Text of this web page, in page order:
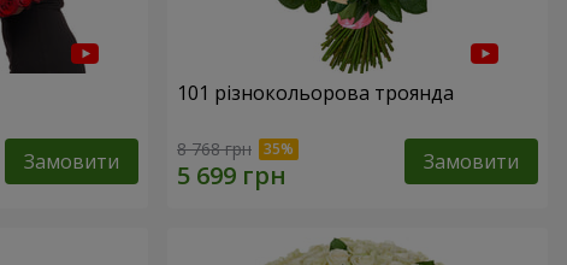
Замовити
101 різнокольорова троянда
8 768 грн Замовити